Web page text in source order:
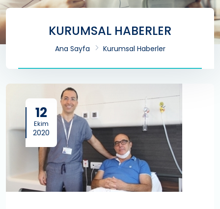
KURUMSAL HABERLER
Ana Sayfa Kurumsal Haberler
12
Ekim
2020